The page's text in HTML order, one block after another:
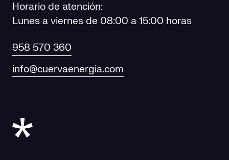
Horario de atención:
Lunes a viernes de 08:00 a 15:00 horas
958 570 360
info@cuervaenergia.com